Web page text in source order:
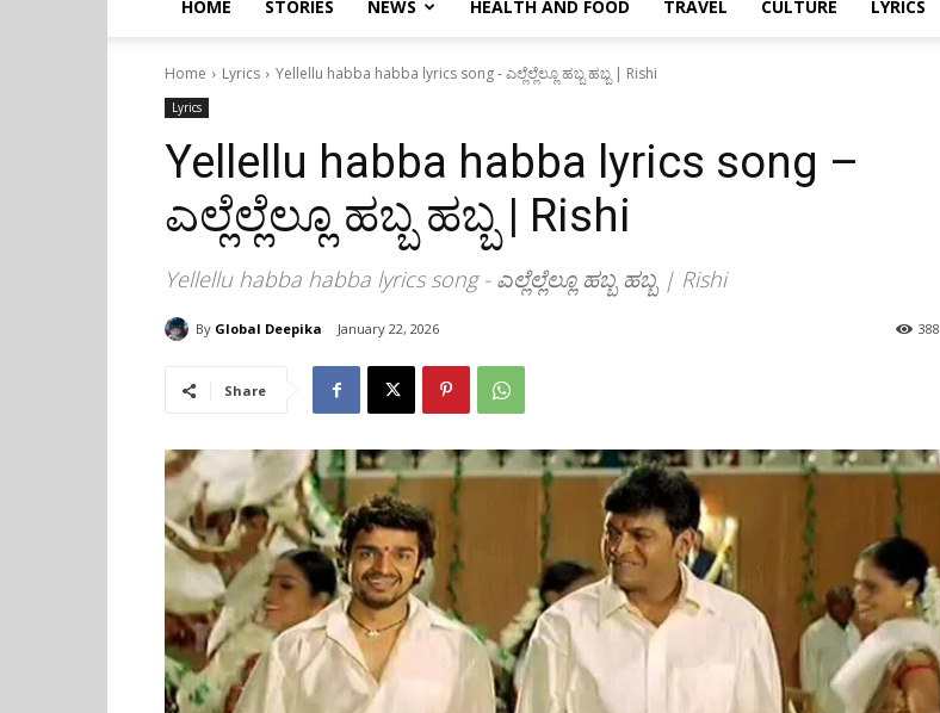
HOME STORIES NEWS HEALTH AND FOOD TRAVEL CULTURE LYRICS
Home Lyrics Yellellu habba habba lyrics song - ಎಲ್ಲೆಲ್ಲೆಲ್ಲೂ ಹಬ್ಬ ಹಬ್ಬ | Rishi
Lyrics
Yellellu habba habba lyrics song –
ಎಲ್ಲೆಲ್ಲೆಲ್ಲೂ ಹಬ್ಬ ಹಬ್ಬ | Rishi
Yellellu habba habba lyrics song - ಎಲ್ಲೆಲ್ಲೆಲ್ಲೂ ಹಬ್ಬ ಹಬ್ಬ | Rishi
By Global Deepika January 22, 2026 388
Share